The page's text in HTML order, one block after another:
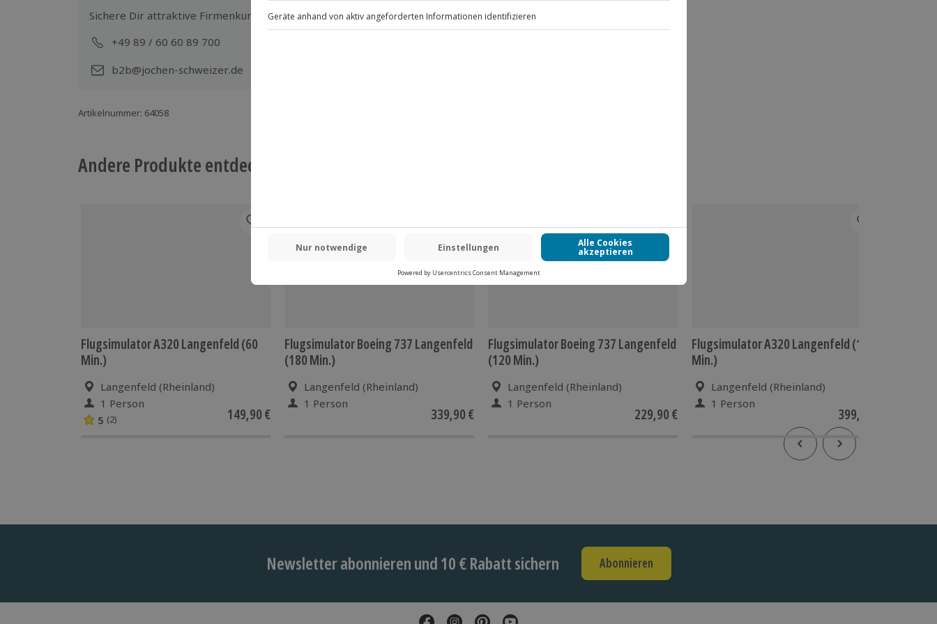
Sichere Dir attraktive Firmenkunden Vorteile.
+49 89 / 60 60 89 700
b2b@jochen-schweizer.de
Artikelnummer: 64058
Andere Produkte entdecken
Flugsimulator A320 Langenfeld (60
Min.)
Langenfeld (Rheinland)
1 Person
5 (2) 149,90 €
Flugsimulator Boeing 737 Langenfeld
(180 Min.)
Langenfeld (Rheinland)
1 Person
339,90 €
Flugsimulator Boeing 737 Langenfeld
(120 Min.)
Langenfeld (Rheinland)
1 Person
229,90 €
Flugsimulator A320 Langenfeld (180
Min.)
Langenfeld (Rheinland)
1 Person
399,90 €
Newsletter abonnieren und 10 € Rabatt sichern Abonnieren